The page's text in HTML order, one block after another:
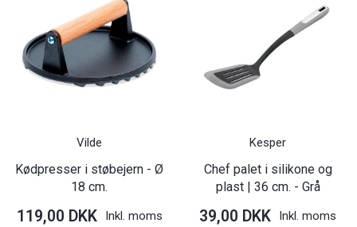
Vilde
Kødpresser i støbejern - Ø
18 cm.
119,00 DKK Inkl. moms
Kesper
Chef palet i silikone og
plast | 36 cm. - Grå
39,00 DKK Inkl. moms